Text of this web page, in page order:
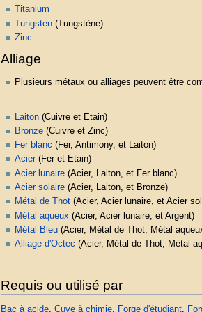
Titanium
Tungsten(Tungstène)
Zinc
Alliage
Plusieurs métaux ou alliages peuvent être
Laiton(Cuivre et Etain)
Bronze(Cuivre et Zinc)
Fer blanc (Fer, Antimony, et Laiton)
Acier(Fer et Etain)
Acier lunaire(Acier, Laiton, et Fer blanc)
Acier solaire(Acier, Laiton, et Bronze)
Métal de Thot(Acier, Acier lunaire, et Acier
Métal aqueux (Acier, Acier lunaire, et Argent)
Métal Bleu(Acier, Métal de Thot, Métal
Alliage d'Octec (Acier, Métal de Thot, Métal
Requis ou utilisé par
Bac à acide, Cuve à chimie, Forge d'étudiant,